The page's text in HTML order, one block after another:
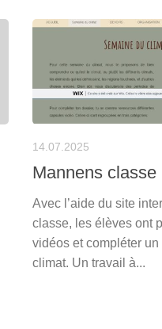
14.07.2025
Mannens classe
Avec l’aide du site
classe, les élèves ont
vidéos et compléter
climat. Un travail à...